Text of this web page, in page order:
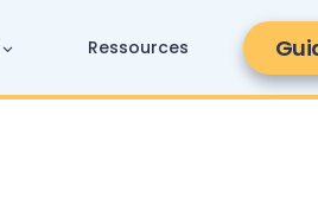
Ressources